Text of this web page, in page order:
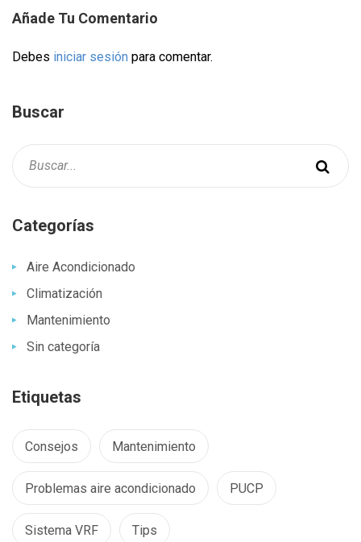
Añade Tu Comentario
Debes iniciar sesión para comentar.
Buscar
Categorías
Aire Acondicionado
Climatización
Mantenimiento
Sin categoría
Etiquetas
Consejos Mantenimiento
Problemas aire acondicionado PUCP
Sistema VRF Tips